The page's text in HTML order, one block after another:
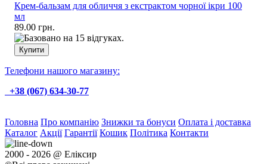
Крем-бальзам для обличчя з екстрактом чорної ікри 100
мл
89.00 грн.
Телефони нашого магазину:
+38 (067) 634-30-77
Головна Про компанію Знижки та бонуси Оплата і доставка
Каталог Акції Гарантії Кошик Політика Контакти
2000 - 2026 @ Еліксир